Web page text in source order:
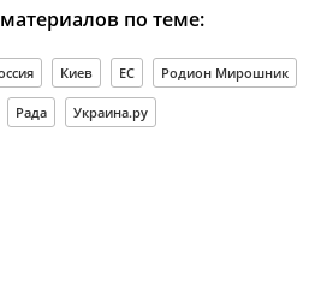
по теме:
Киев ЕС Родион Мирошник
Рада Украина.ру